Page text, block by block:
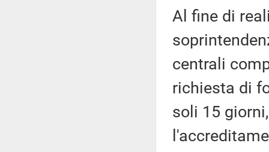
Al fine di
centrali
richiesta di
soli 15